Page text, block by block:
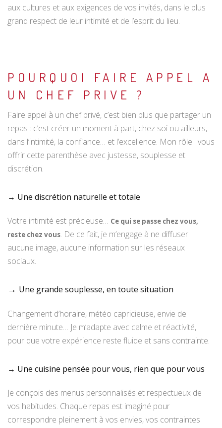
aux cultures et aux exigences de vos invités, dans le plus
grand respect de leur intimité et de l’esprit du lieu.
POURQUOI FAIRE APPEL A
UN CHEF PRIVE ?
Faire appel à un chef privé, c’est bien plus que partager un
repas : c’est créer un moment à part, chez soi ou ailleurs,
dans l’intimité, la confiance… et l’excellence. Mon rôle : vous
offrir cette parenthèse avec justesse, souplesse et
discrétion.
→ Une discrétion naturelle et totale
Votre intimité est précieuse… Ce qui se passe chez vous,
reste chez vous. De ce fait, je m’engage à ne diffuser
aucune image, aucune information sur les réseaux
sociaux.
→ Une grande souplesse, en toute situation
Changement d’horaire, météo capricieuse, envie de
dernière minute… Je m’adapte avec calme et réactivité,
pour que votre expérience reste fluide et sans contrainte.
→ Une cuisine pensée pour vous, rien que pour vous
Je conçois des menus personnalisés et respectueux de
vos habitudes. Chaque repas est imaginé pour
correspondre pleinement à vos envies, vos contraintes